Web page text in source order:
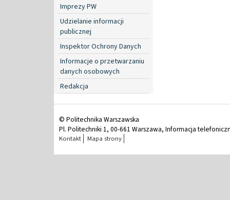
Imprezy PW
Udzielanie informacji
publicznej
Inspektor Ochrony Danych
Informacje o przetwarzaniu
danych osobowych
Redakcja
© Politechnika Warszawska
Pl. Politechniki 1, 00-661 Warszawa, Informacja
Kontakt Mapa strony